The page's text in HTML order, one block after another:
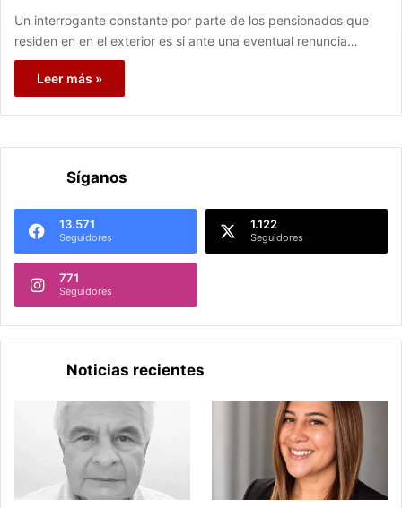
Un interrogante constante por parte de los pensionados que
residen en en el exterior es si ante una eventual renuncia…
Leer más »
Síganos
13.571
Seguidores
1.122
Seguidores
771
Seguidores
Noticias recientes